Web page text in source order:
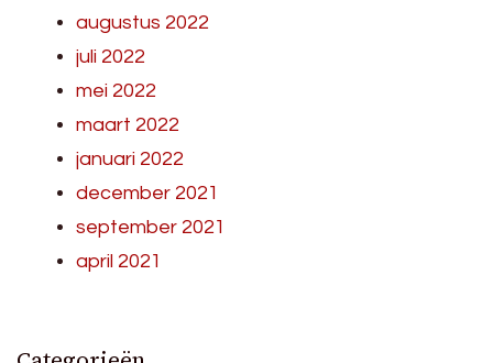
augustus 2022
juli 2022
mei 2022
maart 2022
januari 2022
december 2021
september 2021
april 2021